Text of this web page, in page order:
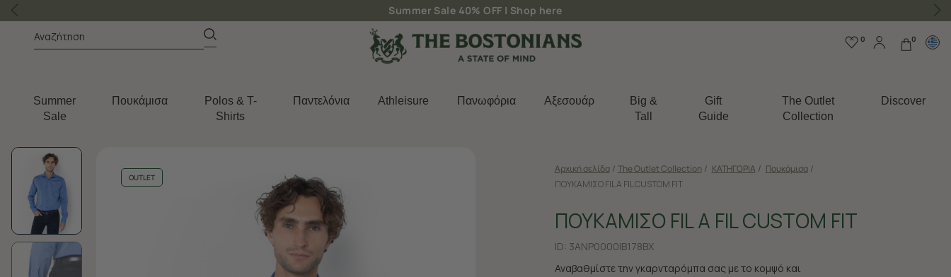
Summer Sale 40% OFF | Shop here
0 0
Summer
Sale
Πουκάμισα
Polos & T-
Shirts
Παντελόνια Athleisure Πανωφόρια Aξεσουάρ
Big &
Tall
Gift
Guide
The Outlet
Collection
Discover
OUTLET
Αρχική σελίδα / The Outlet Collection / ΚΑΤΗΓΟΡΙΑ / Πουκάμισα /
ΠΟΥΚΑΜΙΣΟ FIL A FIL CUSTOM FIT
ΠΟΥΚΑΜΙΣΟ FIL A FIL CUSTOM FIT
ID: 3ANP0000|B178BX
Αναβαθμίστε την γκαρνταρόμπα σας με το κομψό και